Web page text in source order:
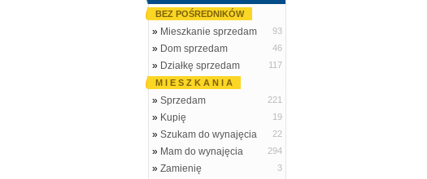
BEZ POŚREDNIKÓW
» Mieszkanie sprzedam 93
» Dom sprzedam 46
» Działkę sprzedam
117
M I E S Z K A N I A
» Sprzedam 221
» Kupię 19
» Szukam do wynajęcia 22
» Mam do wynajęcia 294
» Zamienię 3